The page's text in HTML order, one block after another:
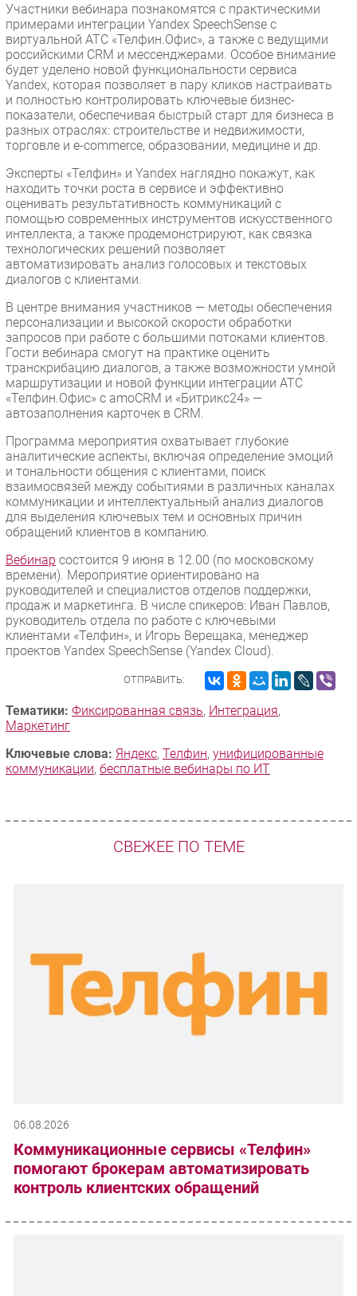
РАЗДЕЛЫ
Новости
Аналитика
Интервью
Мероприятия
Проекты
IT класс
Тестовый стенд
Каталог компаний
Участники вебинара познакомятся с практическими
примерами интеграции Yandex SpeechSense с
виртуальной АТС «Телфин.Офис», а также с ведущими
российскими CRM и мессенджерами. Особое внимание
будет уделено новой функциональности сервиса
Yandex, которая позволяет в пару кликов настраивать
и полностью контролировать ключевые бизнес-
показатели, обеспечивая быстрый старт для бизнеса в
разных отраслях: строительстве и недвижимости,
торговле и e-commerce, образовании, медицине и др.
Эксперты «Телфин» и Yandex наглядно покажут, как
находить точки роста в сервисе и эффективно
оценивать результативность коммуникаций с
помощью современных инструментов искусственного
интеллекта, а также продемонстрируют, как связка
технологических решений позволяет
автоматизировать анализ голосовых и текстовых
диалогов с клиентами.
В центре внимания участников — методы обеспечения
персонализации и высокой скорости обработки
запросов при работе с большими потоками клиентов.
Гости вебинара смогут на практике оценить
транскрибацию диалогов, а также возможности умной
маршрутизации и новой функции интеграции АТС
«Телфин.Офис» с amoCRM и «Битрикс24» —
автозаполнения карточек в CRM.
Программа мероприятия охватывает глубокие
аналитические аспекты, включая определение эмоций
и тональности общения с клиентами, поиск
взаимосвязей между событиями в различных каналах
коммуникации и интеллектуальный анализ диалогов
для выделения ключевых тем и основных причин
обращений клиентов в компанию.
Вебинар состоится 9 июня в 12.00 (по московскому
времени). Мероприятие ориентировано на
руководителей и специалистов отделов поддержки,
продаж и маркетинга. В числе спикеров: Иван Павлов,
руководитель отдела по работе с ключевыми
клиентами «Телфин», и Игорь Верещака, менеджер
проектов Yandex SpeechSense (Yandex Cloud).
ОТПРАВИТЬ:
Тематики: Фиксированная связь, Интеграция,
Маркетинг
Ключевые слова: Яндекс, Телфин, унифицированные
коммуникации, бесплатные вебинары по ИТ
СВЕЖЕЕ ПО ТЕМЕ
06.08.2026
Коммуникационные сервисы «Телфин»
помогают брокерам автоматизировать
контроль клиентских обращений